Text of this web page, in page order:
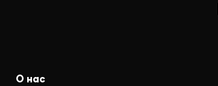
О нас